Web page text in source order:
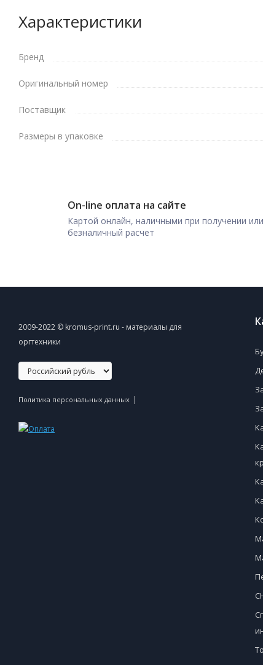
Характеристики
Бренд
Оригинальный номер
Поставщик
Размеры в упаковке
On-line оплата на сайте
Картой онлайн, наличными при получении или
безналичный расчет
2009-2022 © kromus-print.ru - материалы для
оргтехники
Политика персональных данных |